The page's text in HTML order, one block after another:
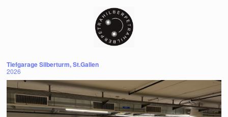
Tiefgarage Silberturm, St.Gallen
2026